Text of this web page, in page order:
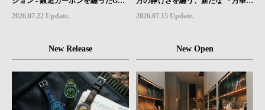
ウォッチ「TRAILTREKKER CARB
2026.07.22 Update.
レザーモデル４型登場。
2026.07.15 Update.
New Release New Open